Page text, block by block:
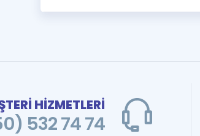
HİZMETLERİ
532 74 74